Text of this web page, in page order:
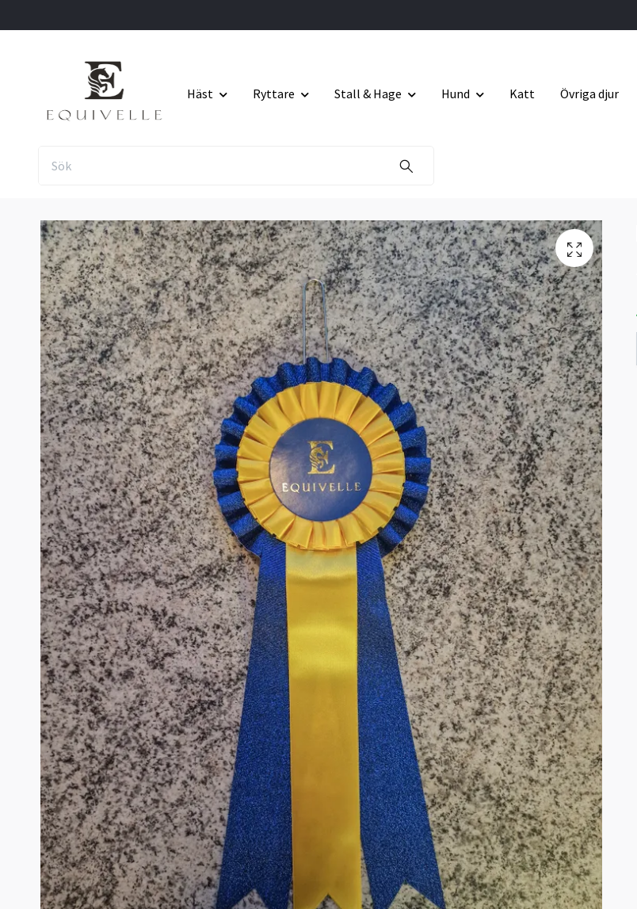
Häst Ryttare Stall & Hage Hund Katt Övriga djur